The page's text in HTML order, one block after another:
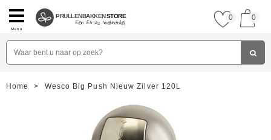
Menu
PRULLENBAKKENSTORE 0 0
Home > Wesco Big Push Nieuw Zilver 120L